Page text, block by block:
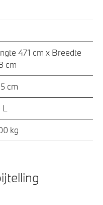
471 cm x Breedte
cm
cm
kg